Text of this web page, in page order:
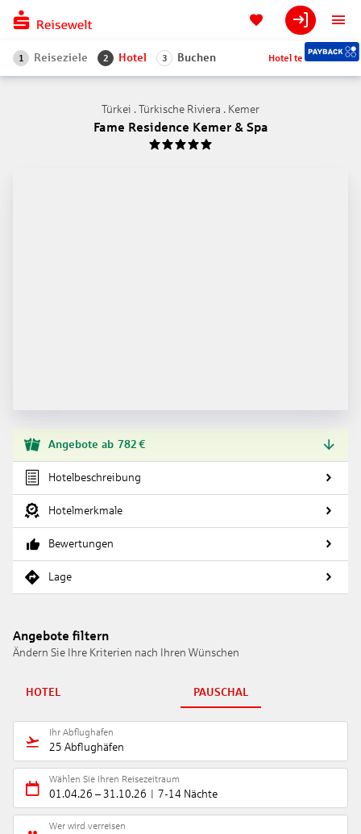
1 Reiseziele 2 Hotel 3 Buchen Hotel teilen
Türkei . Türkische Riviera . Kemer
Fame Residence Kemer & Spa
5
Angebote ab 782 €
Hotelbeschreibung
Hotelmerkmale
Bewertungen
Lage
Angebote filtern
Ändern Sie Ihre Kriterien nach Ihren Wünschen
HOTEL PAUSCHAL
Ihr Abflughafen
25 Abflughäfen
Wählen Sie Ihren Reisezeitraum
01.04.26 – 31.10.26 7-14 Nächte
Wer wird verreisen